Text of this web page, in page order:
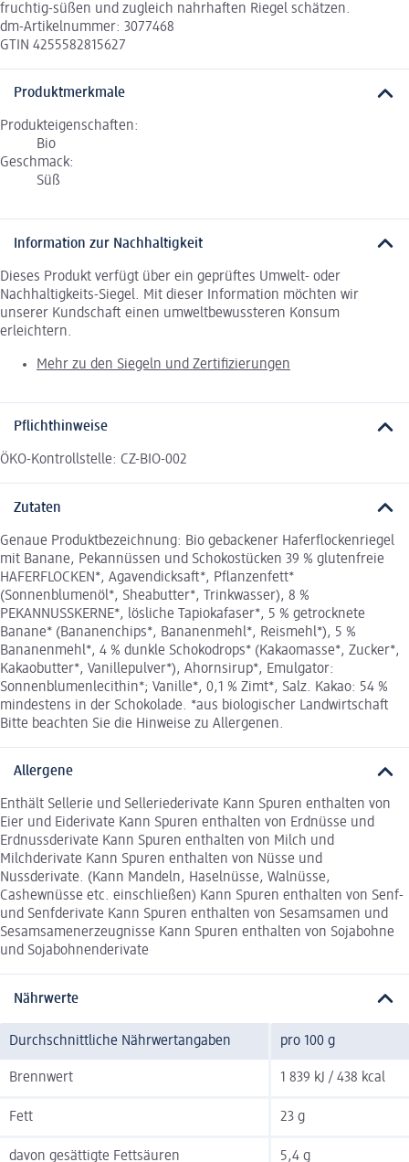
fruchtig-süßen und zugleich nahrhaften Riegel schätzen.
dm-Artikelnummer: 3077468
GTIN 4255582815627
Produktmerkmale
Produkteigenschaften:
Bio
Geschmack:
Süß
Information zur Nachhaltigkeit
Dieses Produkt verfügt über ein geprüftes Umwelt- oder
Nachhaltigkeits-Siegel. Mit dieser Information möchten wir
unserer Kundschaft einen umweltbewussteren Konsum
erleichtern.
Mehr zu den Siegeln und Zertifizierungen
Pflichthinweise
ÖKO-Kontrollstelle: CZ-BIO-002
Zutaten
Genaue Produktbezeichnung: Bio gebackener Haferflockenriegel
mit Banane, Pekannüssen und Schokostücken 39 % glutenfreie
HAFERFLOCKEN*, Agavendicksaft*, Pflanzenfett*
(Sonnenblumenöl*, Sheabutter*, Trinkwasser), 8 %
PEKANNUSSKERNE*, lösliche Tapiokafaser*, 5 % getrocknete
Banane* (Bananenchips*, Bananenmehl*, Reismehl*), 5 %
Bananenmehl*, 4 % dunkle Schokodrops* (Kakaomasse*, Zucker*,
Kakaobutter*, Vanillepulver*), Ahornsirup*, Emulgator:
Sonnenblumenlecithin*; Vanille*, 0,1 % Zimt*, Salz. Kakao: 54 %
mindestens in der Schokolade. *aus biologischer Landwirtschaft
Bitte beachten Sie die Hinweise zu Allergenen.
Allergene
Enthält Sellerie und Selleriederivate Kann Spuren enthalten von
Eier und Eiderivate Kann Spuren enthalten von Erdnüsse und
Erdnussderivate Kann Spuren enthalten von Milch und
Milchderivate Kann Spuren enthalten von Nüsse und
Nussderivate. (Kann Mandeln, Haselnüsse, Walnüsse,
Cashewnüsse etc. einschließen) Kann Spuren enthalten von Senf-
und Senfderivate Kann Spuren enthalten von Sesamsamen und
Sesamsamenerzeugnisse Kann Spuren enthalten von Sojabohne
und Sojabohnenderivate
Nährwerte
Durchschnittliche Nährwertangaben pro 100 g
Brennwert 1 839 kJ / 438 kcal
Fett 23 g
davon gesättigte Fettsäuren 5,4 g